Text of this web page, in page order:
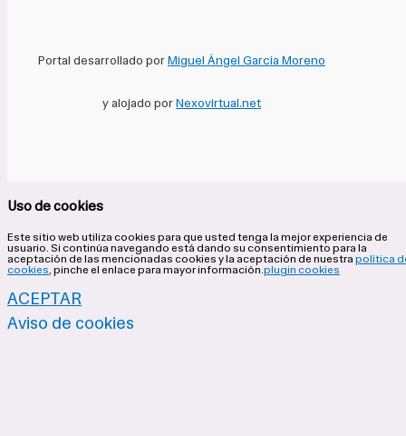
Portal desarrollado porMiguel Ángel García Moreno
y alojado porNexovirtual.net
Uso de cookies
Este sitio web utiliza cookies para que usted tenga la mejor experiencia de
usuario. Si continúa navegando está dando su consentimiento para la
aceptación de las mencionadas cookies y la aceptación de nuestrapolítica
cookies, pinche el enlace para mayor información.plugin cookies
ACEPTAR
Aviso de cookies